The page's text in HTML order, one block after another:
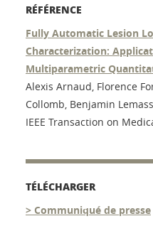
RÉFÉRENCE
Fully Automatic Lesion
Characterization:
Multiparametric
Alexis Arnaud, Florence
Collomb, Benjamin
IEEE Transaction on
TÉLÉCHARGER
> Communiqué de presse